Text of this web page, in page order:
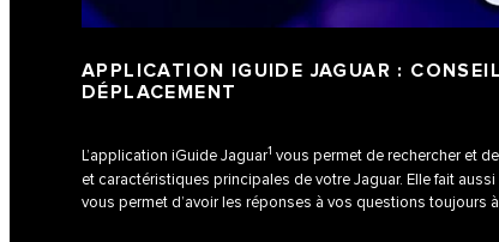
APPLICATION IGUIDE JAGUAR :
DÉPLACEMENT
L’application iGuide Jaguar1 vous permet de rechercher et
et caractéristiques principales de votre Jaguar. Elle fait
vous permet d’avoir les réponses à vos questions toujours